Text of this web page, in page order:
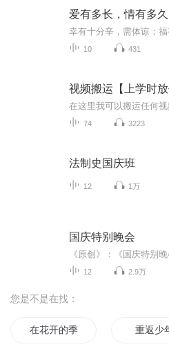
爱有多长，情有多久
10 431
视频搬运【上学时放
74 3223
法制史国庆班
12 1万
国庆特别晚会
12 2.9万
您是不是在找：
在花开的季节绽放 重返少